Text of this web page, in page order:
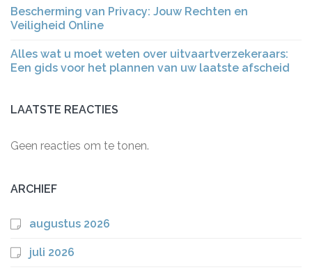
Bescherming van Privacy: Jouw Rechten en
Veiligheid Online
Alles wat u moet weten over uitvaartverzekeraars:
Een gids voor het plannen van uw laatste afscheid
LAATSTE REACTIES
Geen reacties om te tonen.
ARCHIEF
augustus 2026
juli 2026